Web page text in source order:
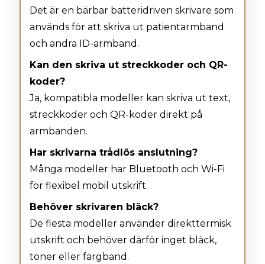
Det är en bärbar batteridriven skrivare som
används för att skriva ut patientarmband
och andra ID-armband.
Kan den skriva ut streckkoder och QR-
koder?
Ja, kompatibla modeller kan skriva ut text,
streckkoder och QR-koder direkt på
armbanden.
Har skrivarna trådlös anslutning?
Många modeller har Bluetooth och Wi-Fi
för flexibel mobil utskrift.
Behöver skrivaren bläck?
De flesta modeller använder direkttermisk
utskrift och behöver därför inget bläck,
toner eller färgband.